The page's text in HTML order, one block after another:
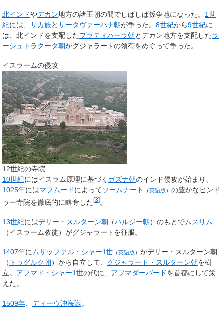
北インドやデカン地方の諸王朝の間でしばしば係争地になった。 1世
紀には、 サカ族とサータヴァーハナ朝が争った。 8世紀から9世紀に
は、北インドを支配したプラティハーラ朝とデカン地方を支配したラ
ーシュトラクータ朝がグジャラートの領有をめぐって争った。
イスラームの侵攻
12世紀の寺院
10世紀にはイスラム原理に基づく ガズナ朝のインド侵攻が始まり、
1025年にはマフムードによってソームナート （英語版 ） の豊かなヒンド
ゥー寺院を徹底的に略奪した [3] 。
13世紀にはデリー・スルターン朝 （ハルジー朝）のもとでムスリム
（イスラーム教徒）がグジャラートを征服。
1407年にムザッファル・シャー1世 （英語版 ） がデリー・スルターン朝
（ トゥグルク朝）から自立して、 グジャラート・スルターン朝を樹
立。 アフマド・シャー1世の代に、 アフマダーバードを首都にして栄
えた。
1509年 ディーウ沖海戦。